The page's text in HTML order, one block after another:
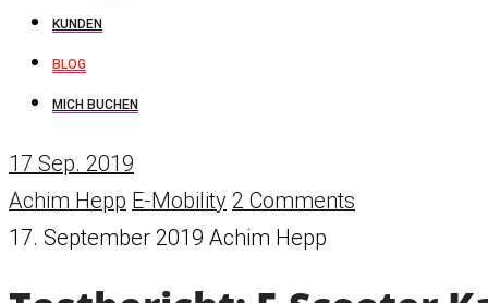
KUNDEN
BLOG
MICH BUCHEN
17 Sep. 2019
Achim Hepp E-Mobility 2 Comments
17. September 2019 Achim Hepp